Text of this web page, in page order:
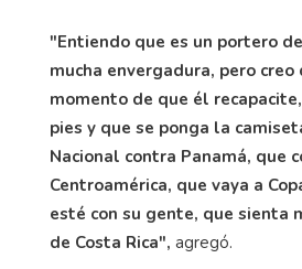
"Entiendo que es un portero
mucha envergadura, pero creo
momento de que él
pies y que se ponga la
Nacional contra Panamá, que
Centroamérica, que vaya a
esté con su gente, que sienta
de Costa Rica", agregó.